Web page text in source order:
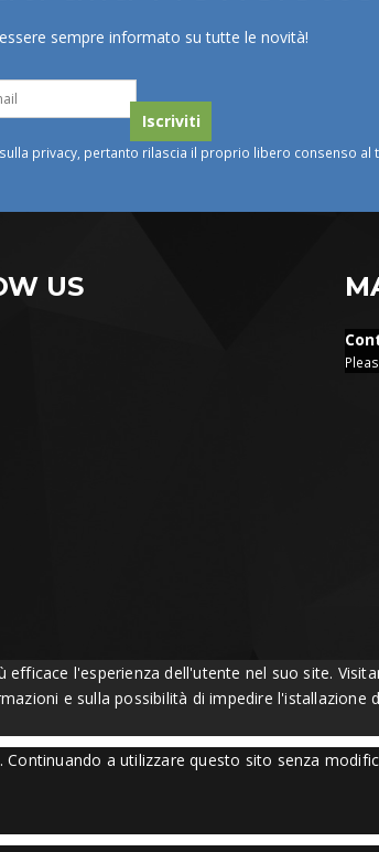
sempre informato su tutte le novità!
privacy, pertanto rilascia il proprio libero consenso
US
l'esperienza dell'utente nel suo site.
e sulla possibilità di impedire l'istallazione
a utilizzare questo sito senza